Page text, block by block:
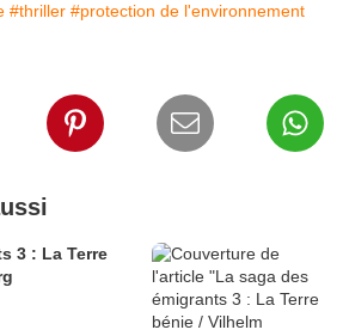
#thriller #protection de l'environnement
3 : La Terre